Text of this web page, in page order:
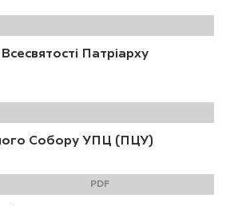
Патріарху
Собору УПЦ (ПЦУ)
PDF